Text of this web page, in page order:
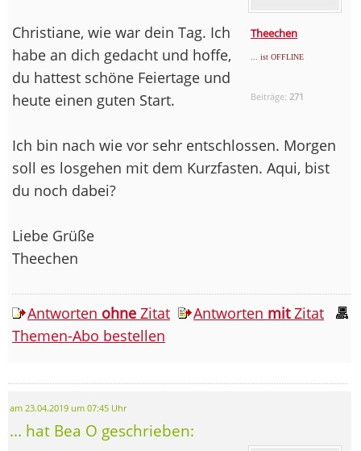
Theechen
... ist OFFLINE
Beiträge: 271
Christiane, wie war dein Tag. Ich
habe an dich gedacht und hoffe,
du hattest schöne Feiertage und
heute einen guten Start.
Ich bin nach wie vor sehr entschlossen. Morgen
soll es losgehen mit dem Kurzfasten. Aqui, bist
du noch dabei?
Liebe Grüße
Theechen
Antworten ohne Zitat Antworten mitZitat
Themen-Abo bestellen
am 23.04.2019 um 07:45 Uhr
... hat Bea O geschrieben: